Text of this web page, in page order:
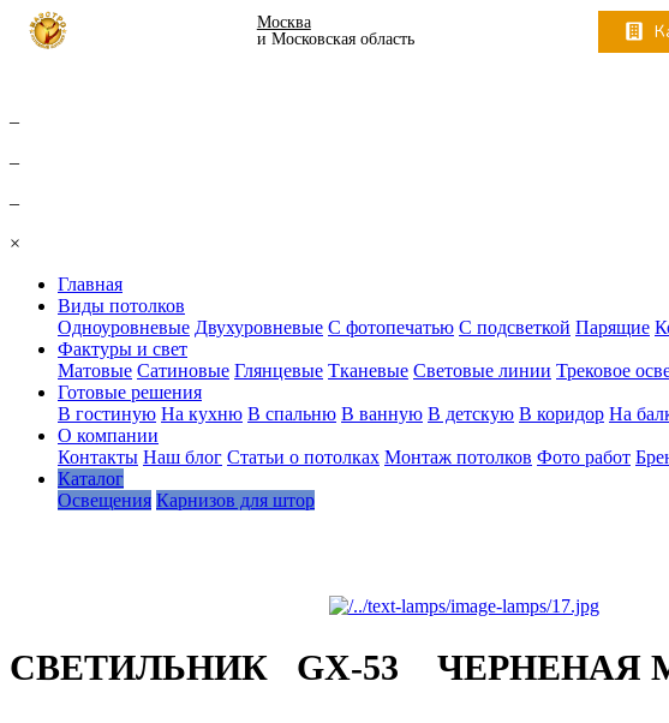
Москва
и Московская область
–
–
–
×
Главная
Виды потолков
Одноуровневые Двухуровневые С фотопечатью С подсветкой Парящие
Фактуры и свет
Матовые Сатиновые Глянцевые Тканевые Световые линии Трековое
Готовые решения
В гостиную На кухню В спальню В ванную В детскую В коридор На
О компании
Контакты Наш блог Статьи о потолках Монтаж потолков Фото работ
Каталог
Освещения Карнизов для штор
СВЕТИЛЬНИК GX-53 ЧЕРНЕНАЯ